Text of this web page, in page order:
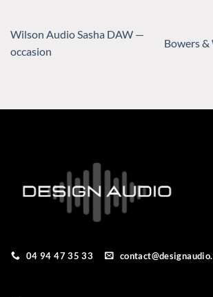
Wilson Audio Sasha DAW —
occasion
Bowers
04 94 47 35 33